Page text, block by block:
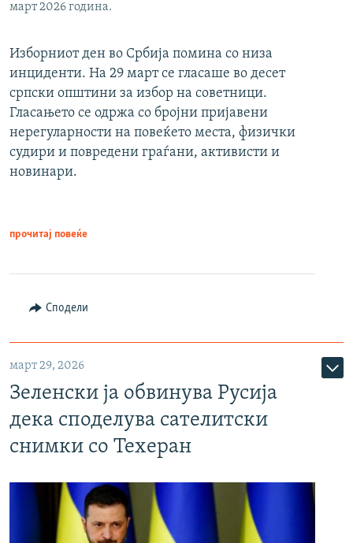
март 2026 година.
Изборниот ден во Србија помина со низа
инциденти. На 29 март се гласаше во десет
српски општини за избор на советници.
Гласањето се одржа со бројни пријавени
нерегуларности на повеќето места, физички
судири и повредени граѓани, активисти и
новинари.
прочитај повеќе
Сподели
март 29, 2026
Зеленски ја обвинува Русија
дека споделува сателитски
снимки со Техеран